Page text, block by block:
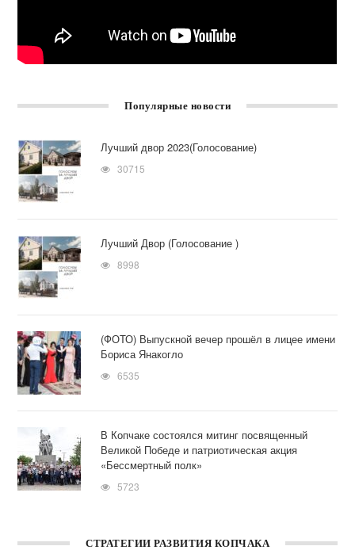
Популярные новости
Лучший двор 2023(Голосование)
30715
Лучший Двор (Голосование )
8998
(ФОТО) Выпускной вечер прошёл в лицее имени
Бориса Янакогло
6535
В Копчаке состоялся митинг посвященный
Великой Победе и патриотическая акция
«Бессмертный полк»
5723
СТРАТЕГИИ РАЗВИТИЯ КОПЧАКА